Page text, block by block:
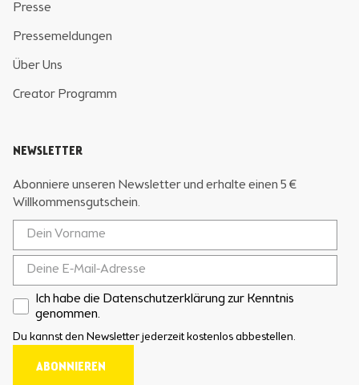
Presse
Pressemeldungen
Über Uns
Creator Programm
NEWSLETTER
Abonniere unseren Newsletter und erhalte einen 5 €
Willkommensgutschein.
Ich habe die Datenschutzerklärung zur Kenntnis
genommen.
Du kannst den Newsletter jederzeit kostenlos abbestellen.
ABONNIEREN